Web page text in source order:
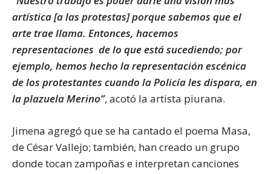
artística [a las protestas] porque sabemos que el
arte trae llama. Entonces, hacemos
representaciones de lo que está sucediendo; por
ejemplo, hemos hecho la representación escénica
de los protestantes cuando la Policía les dispara, en
la plazuela Merino”, acotó la artista piurana.
Jimena agregó que se ha cantado el poema Masa,
de César Vallejo; también, han creado un grupo
donde tocan zampoñas e interpretan canciones